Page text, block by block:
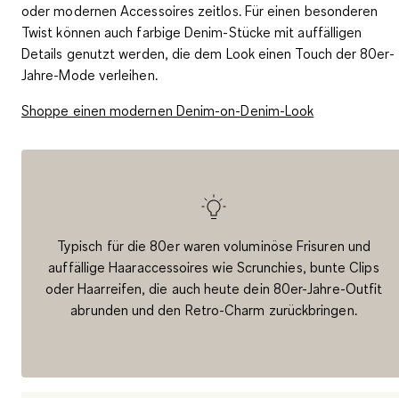
oder modernen Accessoires zeitlos. Für einen besonderen
Twist können auch farbige Denim-Stücke mit auffälligen
Details genutzt werden, die dem Look einen Touch der 80er-
Jahre-Mode verleihen.
Shoppe einen modernen Denim-on-Denim-Look
Typisch für die 80er waren voluminöse Frisuren und
auffällige Haaraccessoires wie Scrunchies, bunte Clips
oder Haarreifen, die auch heute dein 80er-Jahre-Outfit
abrunden und den Retro-Charm zurückbringen.